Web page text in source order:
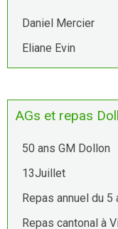
Daniel Mercier
Eliane Evin
AGs et repas
50 ans GM Dollon
13Juillet
Repas annuel du 5
Repas cantonal à